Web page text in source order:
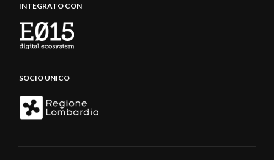
INTEGRATO CON
SOCIO UNICO